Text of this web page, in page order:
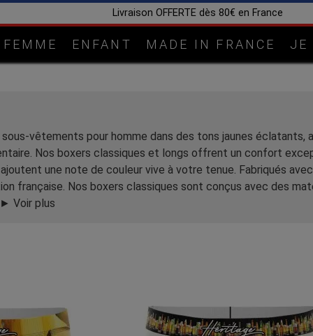
Livraison OFFERTE dès 80€ en France
FEMME ENFANT MADE IN FRANCE JE
vêtements pour homme dans des tons jaunes
Nos boxers classiques et longs offrent un confort
une note de couleur vive à votre tenue. Fabriqués
française. Nos boxers classiques sont conçus avec des
► Voir plus